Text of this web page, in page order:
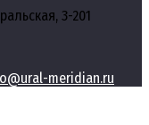
3-201
meridian.ru